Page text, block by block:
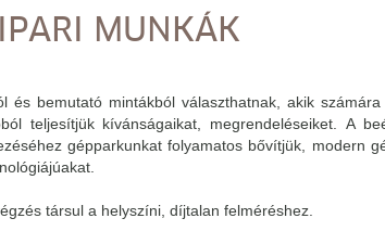
MUNKÁK
és bemutató mintákból választhatnak, akik
teljesítjük kívánságaikat, megrendeléseiket. A
gépparkunkat folyamatos bővítjük, modern
társul a helyszíni, díjtalan felméréshez.